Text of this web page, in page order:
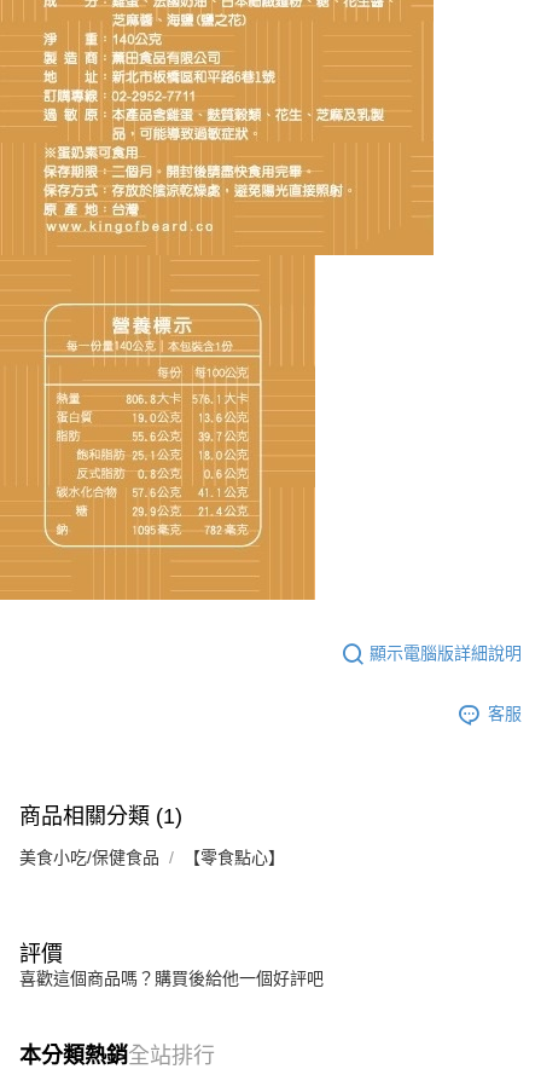
顯示電腦版詳細說明
客服
商品相關分類 (1)
美食小吃/保健食品 【零食點心】
評價
喜歡這個商品嗎？購買後給他一個好評吧
本分類熱銷全站排行